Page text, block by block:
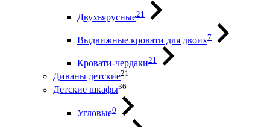
Двухъярусные21
Выдвижные кровати для двоих7
Кровати-чердаки21
Диваны детские21
Детские шкафы36
Угловые0